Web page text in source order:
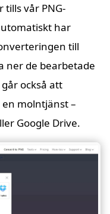
vår PNG-
har
till
ner de bearbetade
också att
molntjänst –
Google Drive.